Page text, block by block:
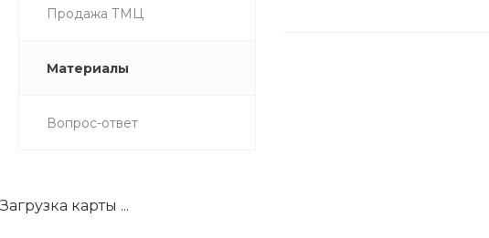
Продажа ТМЦ
Материалы
Вопрос-ответ
Загрузка карты ...